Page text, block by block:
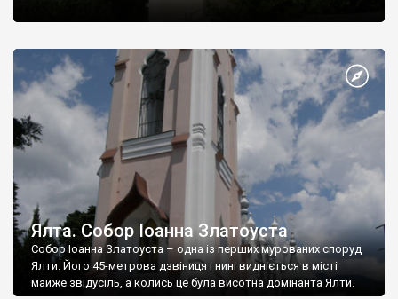
Ялта. Собор Іоанна Златоуста
Собор Іоанна Златоуста – одна із перших мурованих споруд
Ялти. Його 45-метрова дзвіниця і нині видніється в місті
майже звідусіль, а колись це була висотна домінанта Ялти.